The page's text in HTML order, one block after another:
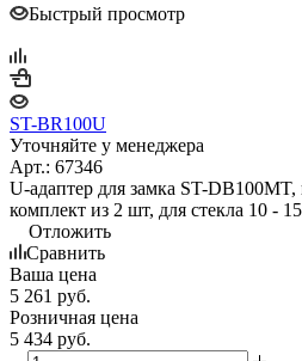
Быстрый просмотр
ST-BR100U
Уточняйте у менеджера
Арт.: 67346
U-адаптер для замка ST-
комплект из 2 шт, для стекла 10 -
Отложить
Сравнить
Ваша цена
5 261 руб.
Розничная цена
5 434 руб.